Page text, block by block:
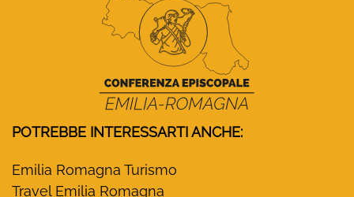
POTREBBE INTERESSARTI ANCHE:
Emilia Romagna Turismo
Travel Emilia Romagna